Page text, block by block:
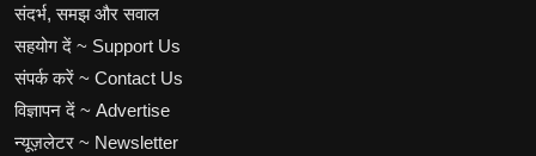
संदर्भ, समझ और सवाल
सहयोग दें ~ Support Us
संपर्क करें ~ Contact Us
विज्ञापन दें ~ Advertise
न्यूज़लेटर ~ Newsletter